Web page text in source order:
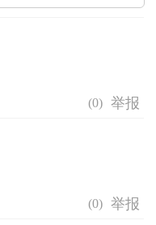
(0)
(0)